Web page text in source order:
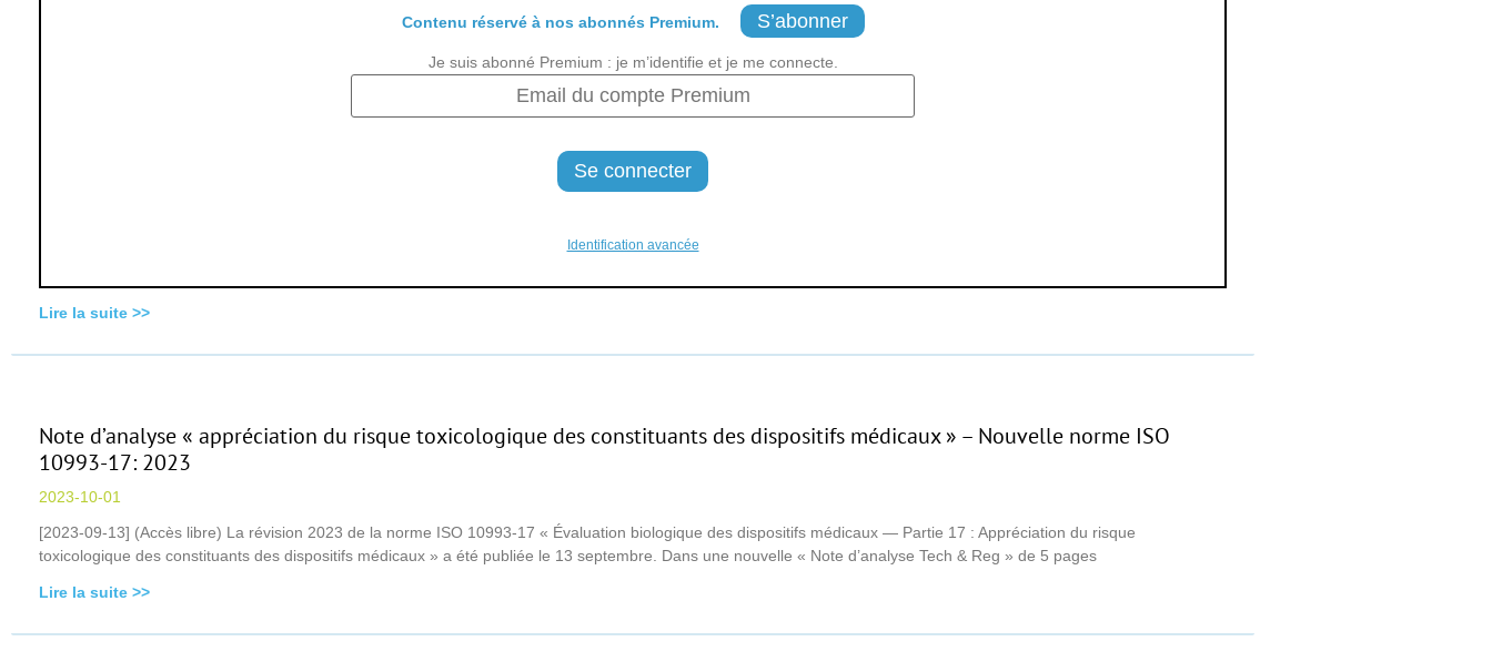
Contenu réservé à nos abonnés Premium. S’abonner
Je suis abonné Premium : je m’identifie et je me connecte.
Identification avancée
Lire la suite >>
Note d’analyse « appréciation du risque toxicologique des constituants des dispositifs médicaux » – Nouvelle norme ISO
10993-17: 2023
2023-10-01
[2023-09-13] (Accès libre) La révision 2023 de la norme ISO 10993-17 « Évaluation biologique des dispositifs médicaux — Partie 17 : Appréciation du risque
toxicologique des constituants des dispositifs médicaux » a été publiée le 13 septembre. Dans une nouvelle « Note d’analyse Tech & Reg » de 5 pages
Lire la suite >>